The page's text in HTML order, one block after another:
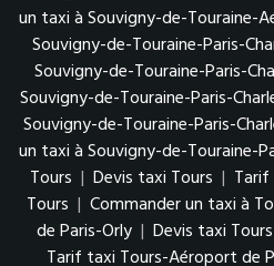
un taxi à Souvigny-de-Touraine-
Souvigny-de-Touraine-Paris-
Souvigny-de-Touraine-Paris-
Souvigny-de-Touraine-Paris-
Souvigny-de-Touraine-Paris-
un taxi à Souvigny-de-Touraine-
Tours | Devis taxi Tours |
Tours | Commander un taxi à
de Paris-Orly | Devis taxi
Tarif taxi Tours-Aéroport de